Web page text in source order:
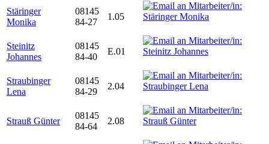
Stäringer
Monika
08145
84-27
1.05
Steinitz
Johannes
08145
84-40
E.01
Straubinger
Lena
08145
84-29
2.04
Strauß Günter
08145
84-64
2.08